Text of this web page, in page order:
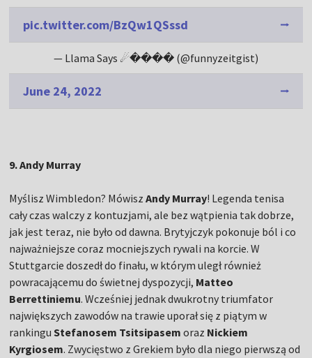
pic.twitter.com/BzQw1QSssd
— Llama Says ☄���� (@funnyzeitgist)
June 24, 2022
9. Andy Murray
Myślisz Wimbledon? MówiszAndy Murray! Legenda tenisa
cały czas walczy z kontuzjami, ale bez wątpienia tak dobrze,
jak jest teraz, nie było od dawna. Brytyjczyk pokonuje ból i co
najważniejsze coraz mocniejszych rywali na korcie. W
Stuttgarcie doszedł do finału, w którym uległ również
powracającemu do świetnej dyspozycji, Matteo
Berrettiniemu. Wcześniej jednak dwukrotny triumfator
największych zawodów na trawie uporał się z piątym w
rankinguStefanosem Tsitsipasem oraz Nickiem
Kyrgiosem. Zwycięstwo z Grekiem było dla niego pierwszą od